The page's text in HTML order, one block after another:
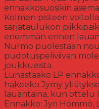
ennakkosuosikin
Kolmen pisteen
sarjataulukon
enemmän ennen
Nurmo puolestaan
pudotuspeliviivan
joukkueista.
Lunastaako LP
hakeeko Jymy
lauantaina, kun ottelu
Ennakko: Jyri Hömmö,